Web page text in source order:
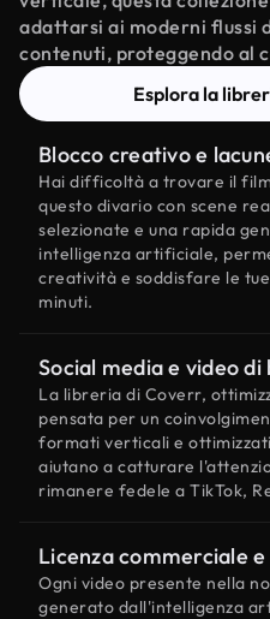
adattarsi ai moderni flussi
contenuti, proteggendo al
Esplora la
Blocco creativo e
Hai difficoltà a trovare il
questo divario con scene
selezionate e una rapida
intelligenza artificiale,
creatività e soddisfare le
minuti.
Social media e video
La libreria di Coverr,
pensata per un
formati verticali e
aiutano a catturare
rimanere fedele a TikTok,
Licenza commerciale
Ogni video presente nella
generato dall'intelligenza